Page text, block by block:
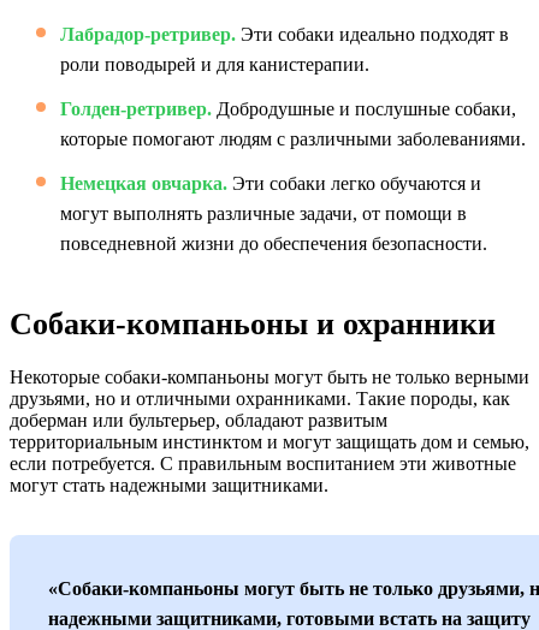
Лабрадор-ретривер. Эти собаки идеально подходят в
роли поводырей и для канистерапии.
Голден-ретривер. Добродушные и послушные собаки,
которые помогают людям с различными заболеваниями.
Немецкая овчарка. Эти собаки легко обучаются и
могут выполнять различные задачи, от помощи в
повседневной жизни до обеспечения безопасности.
Собаки-компаньоны и охранники
Некоторые собаки-компаньоны могут быть не только верными
друзьями, но и отличными охранниками. Такие породы, как
доберман или бультерьер, обладают развитым
территориальным инстинктом и могут защищать дом и семью,
если потребуется. С правильным воспитанием эти животные
могут стать надежными защитниками.
«Собаки-компаньоны могут быть не только друзьями,
надежными защитниками, готовыми встать на защиту